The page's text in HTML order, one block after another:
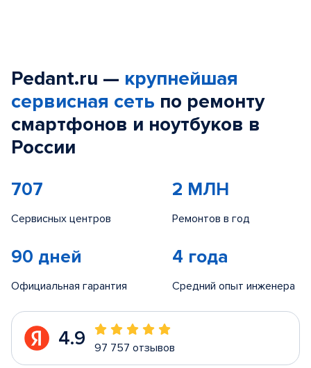
Pedant.ru — крупнейшая
сервисная сеть по ремонту
смартфонов и ноутбуков в
России
707
Сервисных центров
2 МЛН
Ремонтов в год
90 дней
Официальная гарантия
4 года
Средний опыт инженера
4.9 97 757 отзывов